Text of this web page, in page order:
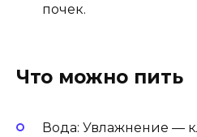
почек.
Что можно пить
Вода: Увлажнение —